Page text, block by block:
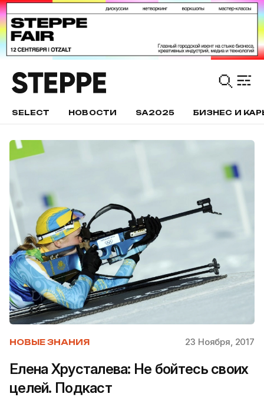
SELECT НОВОСТИ SA2025 БИЗНЕС И
НОВЫЕ ЗНАНИЯ 23 Ноября, 2017
Елена Хрусталева: Не бойтесь своих
целей. Подкаст